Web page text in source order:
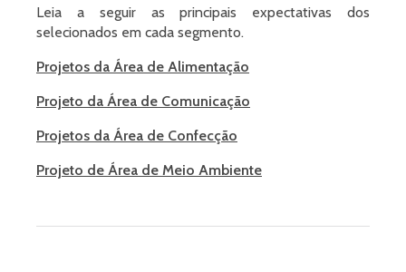
Leia a seguir as principais expectativas dos
selecionados em cada segmento.
Projetos da Área de Alimentação
Projeto da Área de Comunicação
Projetos da Área de Confecção
Projeto de Área de Meio Ambiente